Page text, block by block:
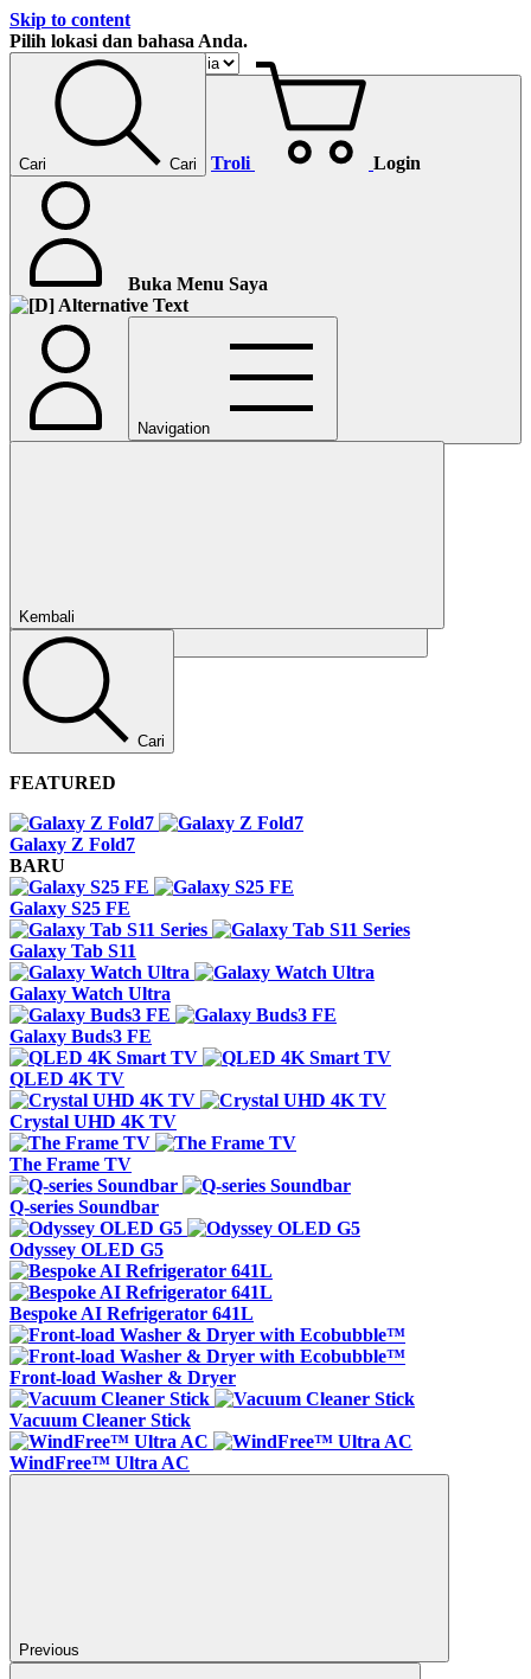
Skip to content
Pilih lokasi dan bahasa Anda.
Tutup
Cari Cari Troli Login
Buka Menu Saya
Navigation
Kembali
Cari
FEATURED
Galaxy Z Fold7
BARU
Galaxy S25 FE
Galaxy Tab S11
Galaxy Watch Ultra
Galaxy Buds3 FE
QLED 4K TV
Crystal UHD 4K TV
The Frame TV
Q-series Soundbar
Odyssey OLED G5
Bespoke AI Refrigerator 641L
Front-load Washer & Dryer
Vacuum Cleaner Stick
WindFree™ Ultra AC
Previous